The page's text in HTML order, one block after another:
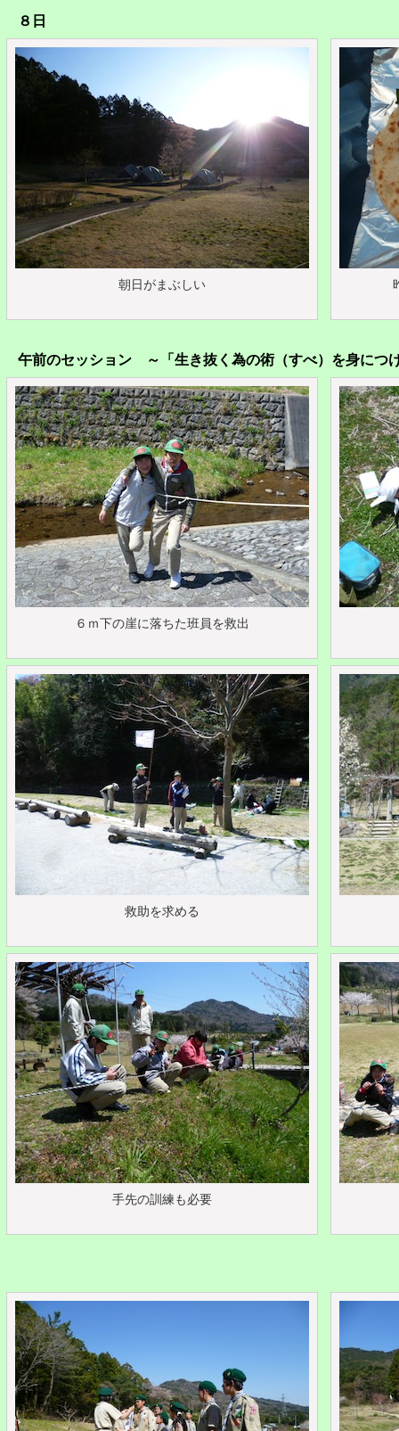
８日
朝日がまぶしい
午前のセッション ～「生き抜く為の術（すべ）を身につ
６ｍ下の崖に落ちた班員を救出
救助を求める
手先の訓練も必要